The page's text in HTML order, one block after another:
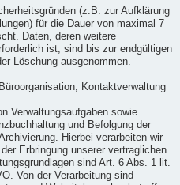
(z.B. zur Aufklärung
für die Dauer von maximal 7
Daten, deren weitere
ist, sind bis zur endgültigen
Löschung ausgenommen.
Kontaktverwaltung
Verwaltungsaufgaben sowie
und Befolgung der
Hierbei verarbeiten wir
Erbringung unserer vertraglichen
sind Art. 6 Abs. 1 lit.
Von der Verarbeitung sind